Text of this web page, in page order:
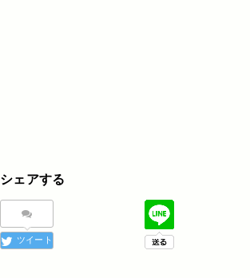
シェアする
ツイート